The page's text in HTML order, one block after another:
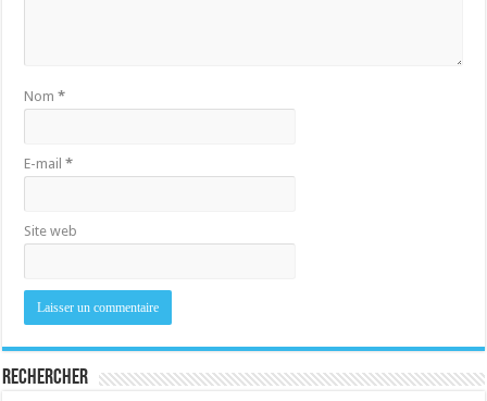
Nom*
E-mail*
Site web
Rechercher